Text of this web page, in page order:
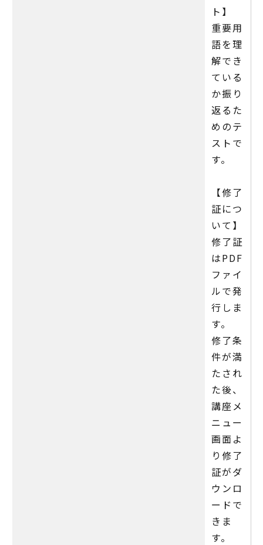
ト】
重要用
語を理
解でき
ている
か振り
返るた
めのテ
ストで
す。
【修了
証につ
いて】
修了証
はPDF
ファイ
ルで発
行しま
す。
修了条
件が満
たされ
た後、
講座メ
ニュー
画面よ
り修了
証がダ
ウンロ
ードで
きま
す。